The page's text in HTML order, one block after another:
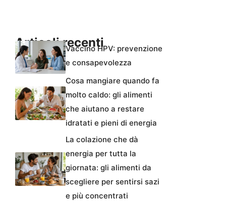
Articoli recentiVaccino HPV: prevenzione
e consapevolezza
Cosa mangiare quando fa
molto caldo: gli alimenti
che aiutano a restare
idratati e pieni di energia
La colazione che dà
energia per tutta la
giornata: gli alimenti da
scegliere per sentirsi sazi
e più concentrati